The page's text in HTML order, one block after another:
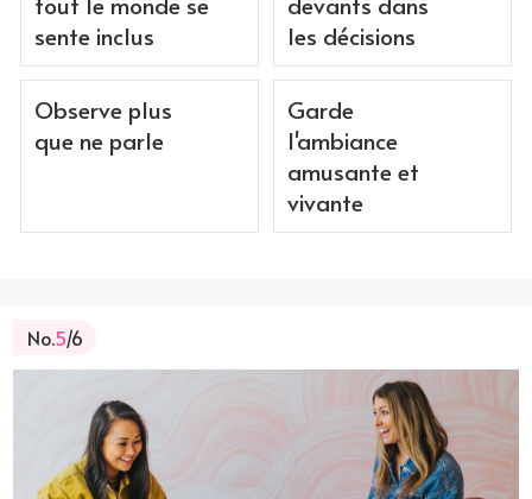
sente inclus
les décisions
Observe plus
que ne parle
Garde
l'ambiance
amusante et
vivante
No.5/6